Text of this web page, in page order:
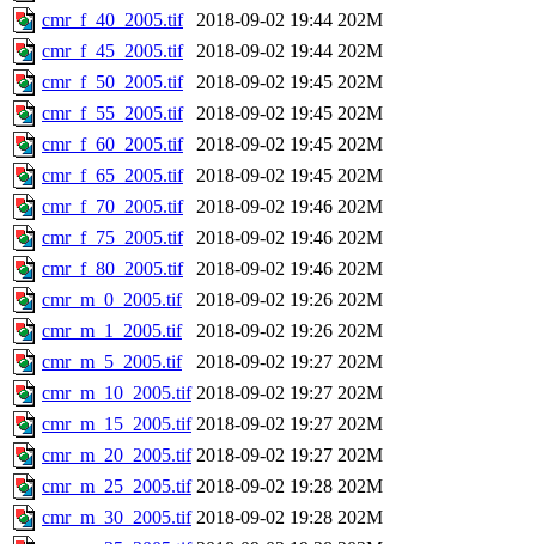
cmr_f_40_2005.tif
2018-09-02 19:44 202M
cmr_f_45_2005.tif
2018-09-02 19:44 202M
cmr_f_50_2005.tif
2018-09-02 19:45 202M
cmr_f_55_2005.tif
2018-09-02 19:45 202M
cmr_f_60_2005.tif
2018-09-02 19:45 202M
cmr_f_65_2005.tif
2018-09-02 19:45 202M
cmr_f_70_2005.tif
2018-09-02 19:46 202M
cmr_f_75_2005.tif
2018-09-02 19:46 202M
cmr_f_80_2005.tif
2018-09-02 19:46 202M
cmr_m_0_2005.tif
2018-09-02 19:26 202M
cmr_m_1_2005.tif
2018-09-02 19:26 202M
cmr_m_5_2005.tif
2018-09-02 19:27 202M
cmr_m_10_2005.tif 2018-09-02 19:27 202M
cmr_m_15_2005.tif 2018-09-02 19:27 202M
cmr_m_20_2005.tif 2018-09-02 19:27 202M
cmr_m_25_2005.tif 2018-09-02 19:28 202M
cmr_m_30_2005.tif 2018-09-02 19:28 202M